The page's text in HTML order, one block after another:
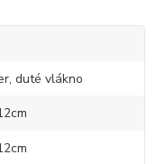
duté vlákno